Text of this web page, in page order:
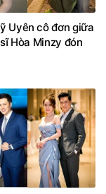
Uyên cô đơn giữa
Hòa Minzy đón